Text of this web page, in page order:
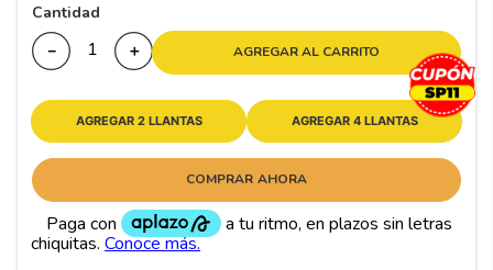
Cantidad
＋
－ AGREGAR AL CARRITO
AGREGAR 2 LLANTAS AGREGAR 4 LLANTAS
COMPRAR AHORA